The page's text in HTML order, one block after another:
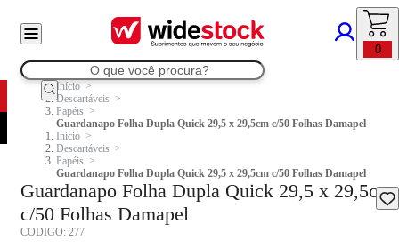
0
Início
Descartáveis
Papéis
Guardanapo Folha Dupla Quick 29,5 x 29,5cm c/50 Folhas Damapel
Início
Descartáveis
Papéis
Guardanapo Folha Dupla Quick 29,5 x 29,5cm c/50 Folhas Damapel
Guardanapo Folha Dupla Quick 29,5 x 29,5cm
c/50 Folhas Damapel
CODIGO: 277